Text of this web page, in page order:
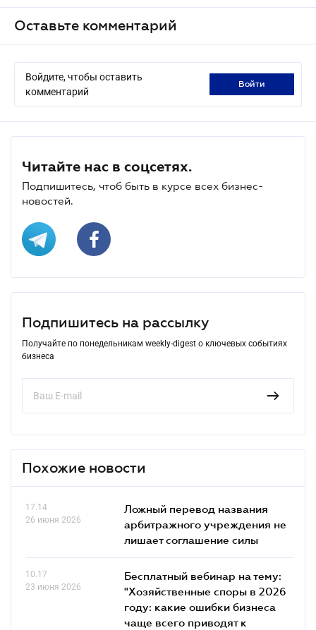
Оставьте комментарий
Войдите, чтобы оставить
комментарий
войти
Читайте нас в соцсетях.
Подпишитесь, чтоб быть в курсе всех бизнес-
новостей.
Подпишитесь на рассылку
Получайте по понедельникам weekly-digest о ключевых событиях
бизнеса
Похожие новости
17.14
26 июня 2026
Ложный перевод названия
арбитражного учреждения не
лишает соглашение силы
10.17
23 июня 2026
Бесплатный вебинар на тему:
"Хозяйственные споры в 2026
году: какие ошибки бизнеса
чаще всего приводят к